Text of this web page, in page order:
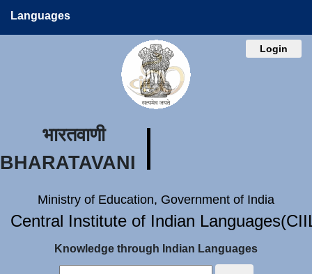
Languages
Login
भारतवाणी
BHARATAVANI
Ministry of Education, Government of India
Central Institute of Indian
Knowledge through Indian Languages